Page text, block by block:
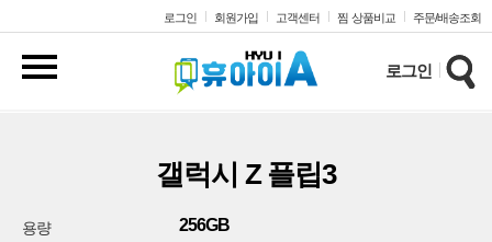
로그인 회원가입 고객센터 찜 상품비교 주문/배송조회
로그인
갤럭시 Z 플립3
용량 256GB
희망통신사
동의
휴아이